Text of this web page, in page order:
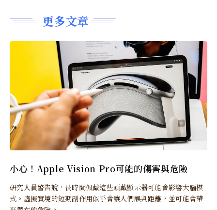
更多文章
小心！Apple Vision Pro可能的傷害與危險
研究人員警告說，長時間佩戴這些頭戴顯示器可能會影響大腦模
式。虛擬實境的短期副作用似乎會讓人們誤判距離，並可能會帶